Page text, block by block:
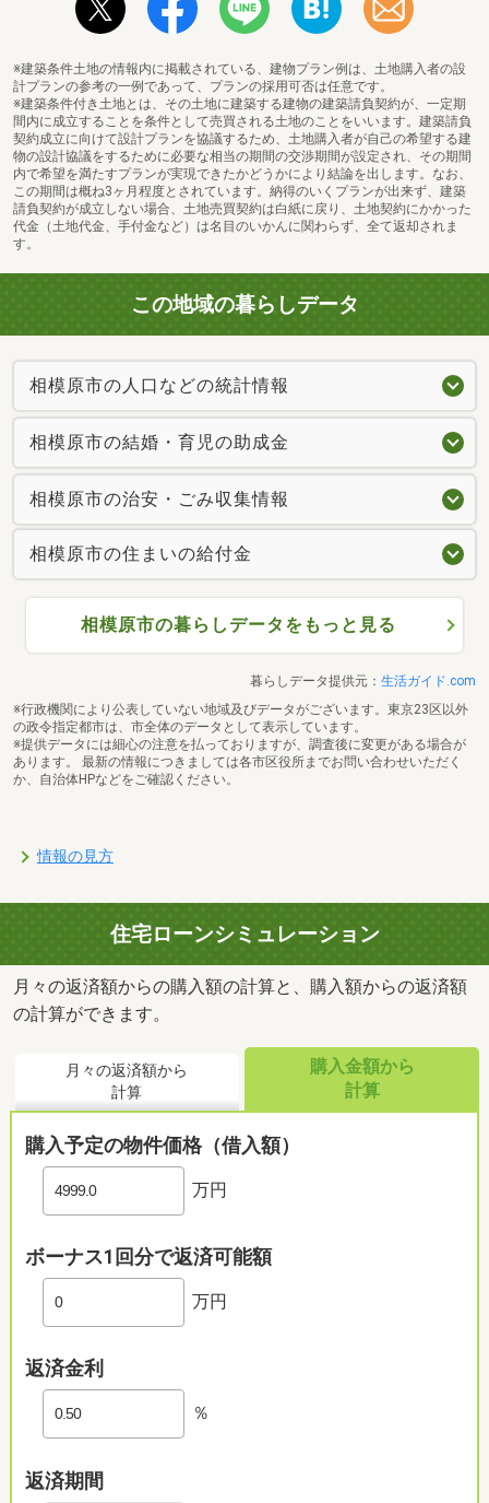
徳寿会相模原中央病院まで1423m 診療科目：内科、呼吸器内科、循環器内科、外科、整形外科、形成外科、脳神経外科、皮膚科、泌尿器科、肛門外科、リハビリテーション科 など（相模原市HPより/2024年9月現在）
※建築条件土地の情報内に掲載されている、建物プラン例は、土地購入者の設
計プランの参考の一例であって、プランの採用可否は任意です。
※建築条件付き土地とは、その土地に建築する建物の建築請負契約が、一定期
間内に成立することを条件として売買される土地のことをいいます。建築請負
契約成立に向けて設計プランを協議するため、土地購入者が自己の希望する建
物の設計協議をするために必要な相当の期間の交渉期間が設定され、その期間
内で希望を満たすプランが実現できたかどうかにより結論を出します。なお、
この期間は概ね3ヶ月程度とされています。納得のいくプランが出来ず、建築
請負契約が成立しない場合、土地売買契約は白紙に戻り、土地契約にかかった
代金（土地代金、手付金など）は名目のいかんに関わらず、全て返却されま
す。
この地域の暮らしデータ
相模原市の人口などの統計情報
相模原市の結婚・育児の助成金
相模原市の治安・ごみ収集情報
相模原市の住まいの給付金
相模原市の暮らしデータをもっと見る
暮らしデータ提供元： 生活ガイド.com
※行政機関により公表していない地域及びデータがございます。東京23区以外
の政令指定都市は、市全体のデータとして表示しています。
※提供データには細心の注意を払っておりますが、調査後に変更がある場合が
あります。 最新の情報につきましては各市区役所までお問い合わせいただく
か、自治体HPなどをご確認ください。
情報の見方
住宅ローンシミュレーション
月々の返済額からの購入額の計算と、購入額からの返済額
の計算ができます。
月々の返済額から
計算
購入金額から
計算
購入予定の物件価格（借入額）
万円
ボーナス1回分で返済可能額
万円
返済金利
％
返済期間